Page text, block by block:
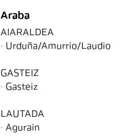
Araba
AIARALDEA
· Urduña/Amurrio/Laudio
GASTEIZ
· Gasteiz
LAUTADA
· Agurain